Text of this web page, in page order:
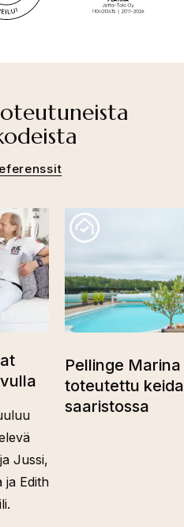
Jussi,
ja Edith
Pellinge
toteutettu
saaristossa